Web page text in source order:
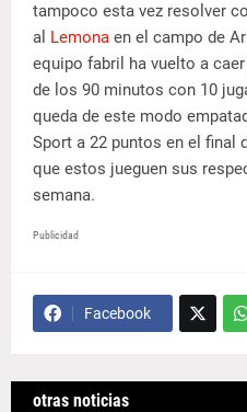
tampoco esta vez resolver
al Lemona en el campo de
equipo fabril ha vuelto a
de los 90 minutos con 10
queda de este modo
Sport a 22 puntos en el final
que estos jueguen sus
semana.
Publicidad
Facebook
otras noticias